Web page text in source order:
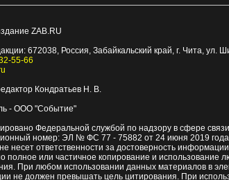
ZAB.RU
672038, Россия, Забайкальский край, г. Чита, ул.
55-66
Кондратьев Н. В.
- ООО "Событие"
Федеральной службой по надзору в сфере
номер: ЭЛ № ФС 77 - 75882 от 24 июня 2019 года
несет ответственности за достоверность
полное или частичное копирование и использование
При любом использовании данных материалов в
не должен превышать цель цитирования. При